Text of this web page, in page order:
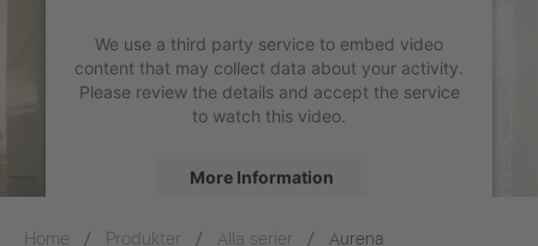
We use a third party service to embed video
content that may collect data about your activity.
Please review the details and accept the service
to watch this video.
More Information
Accept
Home Produkter Alla serier Aurena